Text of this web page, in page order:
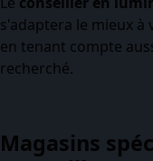
s'adaptera le mieux
en tenant compte
recherché.
Magasins